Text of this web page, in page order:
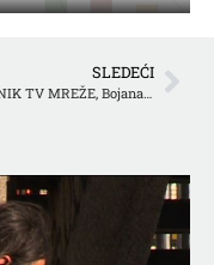
SLEDEĆI
DNEVNIK TV MREŽE, Bojana Andrić, urednica Trezora